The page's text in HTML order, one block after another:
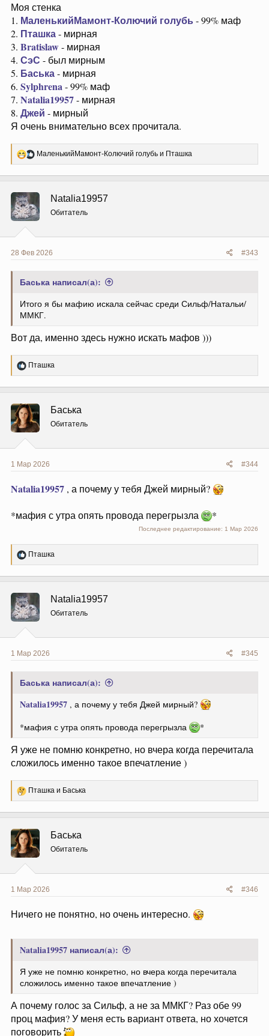
Моя стенка
1. МаленькийМамонт-Колючий голубь - 99% маф
2. Пташка- мирная
3. Bratislaw- мирная
4. СэС - был мирным
5. Баська- мирная
6. Sylphrena- 99% маф
7. Natalia19957- мирная
8. Джей - мирный
Я очень внимательно всех прочитала.
Р
е
ц
и
:
МаленькийМамонт-Колючий голубь и Пташка
Natalia19957
Обитатель
28 Фев 2026 #343
Баська написал(а):
Итого я бы мафию искала сейчас среди Сильф/Натальи/
ММКГ.
Вот да, именно здесь нужно искать мафов )))
Р
е
ц
и
и
:
Пташка
Баська
Обитатель
1 Мар 2026 #344
Natalia19957 , а почему у тебя Джей мирный?
*мафия с утра опять провода перегрызла *
Последнее редактирование: 1 Мар 2026
Р
е
ц
и
и
:
Пташка
Natalia19957
Обитатель
1 Мар 2026 #345
Баська написал(а):
Natalia19957 , а почему у тебя Джей мирный?
*мафия с утра опять провода перегрызла
*
Я уже не помню конкретно, но вчера когда перечитала
сложилось именно такое впечатление )
Р
е
ц
и
и
:
Пташка и Баська
Баська
Обитатель
1 Мар 2026 #346
Ничего не понятно, но очень интересно.
Natalia19957 написал(а):
Я уже не помню конкретно, но вчера когда перечитала
сложилось именно такое впечатление )
А почему голос за Сильф, а не за ММКГ? Раз обе 99
проц мафия? У меня есть вариант ответа, но хочется
поговорить